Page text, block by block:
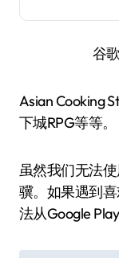
谷
Asian Cooking
下城RPG等等。
虽然我们无法
骥。如果遇到
法从Google